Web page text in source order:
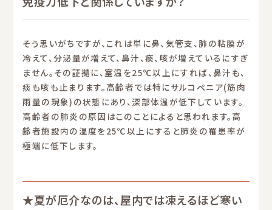
そう思いがちですが、これは単に鼻、気管支、肺の粘膜が
冷えて、分泌量が増えて、鼻汁、痰、咳が増えているにすぎ
ません。その証拠に、室温を25℃以上にすれば、鼻汁も、
痰も咳も止まります。高齢者では特にサルコペニア(筋肉
雨量の現象)の状態にあり、深部体温が低下しています。
高齢者の肺炎の原因はこのことによると思われます。高
齢者施設内の温度を25℃以上にすると肺炎の罹患率が
極端に低下します。
★夏が厄介なのは、屋内では凍えるほど寒い